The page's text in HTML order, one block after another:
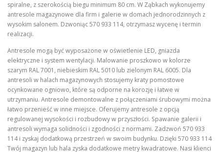
spiralne, z szerokością biegu minimum 80 cm. W Ząbkach wykonujemy
antresole magazynowe dla firm i galerie w domach jednorodzinnych z
wysokim salonem. Dzwoniąc 570 933 114, otrzymasz wycenę i termin
realizacji.
Antresole mogą być wyposażone w oświetlenie LED, gniazda
elektryczne i system wentylacji. Malowanie proszkowo w kolorze
szarym RAL 7001, niebieskim RAL 5010 lub zielonym RAL 6005. Dla
antresoli w halach magazynowych stosujemy kraty pomostowe
ocynkowane ogniowo, które są odporne na korozję i łatwe w
utrzymaniu. Antresole demontowalne z połączeniami śrubowymi można
łatwo przenieść w inne miejsce. Oferujemy antresole z opcją
regulowanej wysokości i rozbudowy w przyszłości. Spawanie galerii i
antresoli wymaga solidności i zgodności z normami. Zadzwoń 570 933
114 i zyskaj dodatkową przestrzeń w swoim budynku. Dzięki 570 933 114
Twój magazyn lub hala zyska dodatkowe metry kwadratowe. Nasi klienci